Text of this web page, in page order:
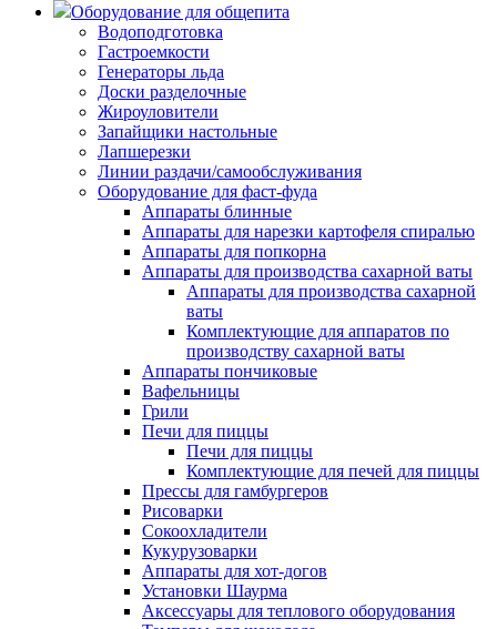
Оборудование для общепита
Водоподготовка
Гастроемкости
Генераторы льда
Доски разделочные
Жироуловители
Запайщики настольные
Лапшерезки
Линии раздачи/самообслуживания
Оборудование для фаст-фуда
Аппараты блинные
Аппараты для нарезки картофеля спиралью
Аппараты для попкорна
Аппараты для производства сахарной ваты
Аппараты для производства сахарной
ваты
Комплектующие для аппаратов по
производству сахарной ваты
Аппараты пончиковые
Вафельницы
Грили
Печи для пиццы
Печи для пиццы
Комплектующие для печей для пиццы
Прессы для гамбургеров
Рисоварки
Сокоохладители
Кукурузоварки
Аппараты для хот-догов
Установки Шаурма
Аксессуары для теплового оборудования